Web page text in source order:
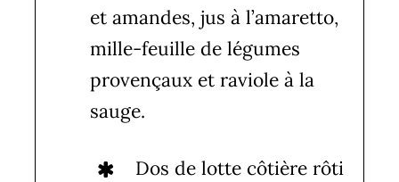
et amandes, jus à l’amaretto,
mille-feuille de légumes
provençaux et raviole à la
sauge.
Dos de lotte côtière rôti